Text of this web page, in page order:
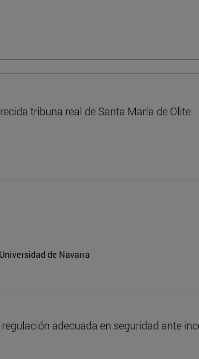
tribuna real de Santa María de Olite
de Navarra
adecuada en seguridad ante